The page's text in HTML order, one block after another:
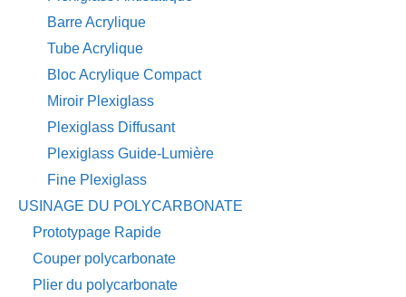
Barre Acrylique
Tube Acrylique
Bloc Acrylique Compact
Miroir Plexiglass
Plexiglass Diffusant
Plexiglass Guide-Lumière
Fine Plexiglass
USINAGE DU POLYCARBONATE
Prototypage Rapide
Couper polycarbonate
Plier du polycarbonate